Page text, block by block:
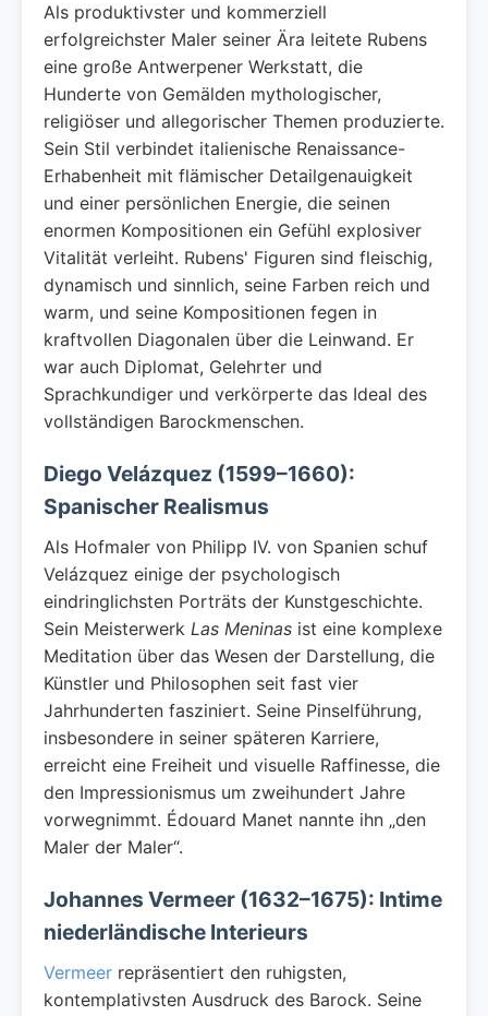
Als produktivster und kommerziell
erfolgreichster Maler seiner Ära leitete Rubens
eine große Antwerpener Werkstatt, die
Hunderte von Gemälden mythologischer,
religiöser und allegorischer Themen produzierte.
Sein Stil verbindet italienische Renaissance-
Erhabenheit mit flämischer Detailgenauigkeit
und einer persönlichen Energie, die seinen
enormen Kompositionen ein Gefühl explosiver
Vitalität verleiht. Rubens' Figuren sind fleischig,
dynamisch und sinnlich, seine Farben reich und
warm, und seine Kompositionen fegen in
kraftvollen Diagonalen über die Leinwand. Er
war auch Diplomat, Gelehrter und
Sprachkundiger und verkörperte das Ideal des
vollständigen Barockmenschen.
Diego Velázquez (1599–1660):
Spanischer Realismus
Als Hofmaler von Philipp IV. von Spanien schuf
Velázquez einige der psychologisch
eindringlichsten Porträts der Kunstgeschichte.
Sein Meisterwerk Las Meninas ist eine komplexe
Meditation über das Wesen der Darstellung, die
Künstler und Philosophen seit fast vier
Jahrhunderten fasziniert. Seine Pinselführung,
insbesondere in seiner späteren Karriere,
erreicht eine Freiheit und visuelle Raffinesse, die
den Impressionismus um zweihundert Jahre
vorwegnimmt. Édouard Manet nannte ihn „den
Maler der Maler“.
Johannes Vermeer (1632–1675): Intime
niederländische Interieurs
Vermeer repräsentiert den ruhigsten,
kontemplativsten Ausdruck des Barock. Seine